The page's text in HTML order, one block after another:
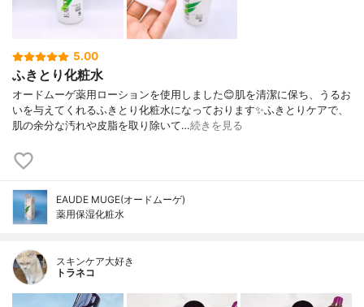
5.00
ふきとり化粧水
オードムーゲ薬用ローションを使用しました😊肌を清潔に保ち、うるお
いを与えてくれるふきとり化粧水になっております✨ふきとりケアで、
肌の余分な汚れや皮脂を取り除いて…続きを見る
EAUDE MUGE(オードムーゲ)
薬用保湿化粧水
スキンケア大好き
トラネコ